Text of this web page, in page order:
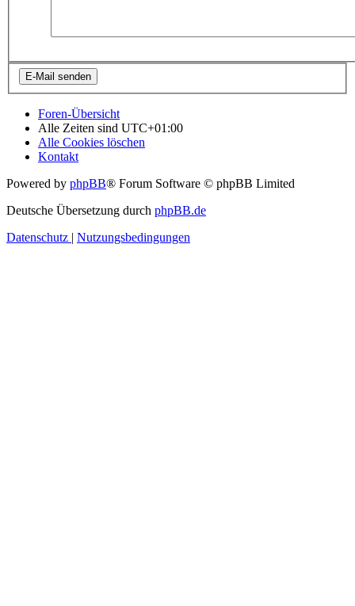
Foren-Übersicht
Alle Zeiten sind UTC+01:00
Alle Cookies löschen
Kontakt
Powered by phpBB® Forum Software © phpBB Limited
Deutsche Übersetzung durch phpBB.de
Datenschutz
Nutzungsbedingungen